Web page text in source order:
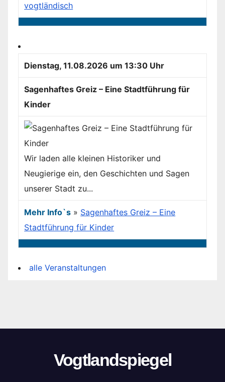
vogtländisch
Dienstag, 11.08.2026 um 13:30 Uhr
Sagenhaftes Greiz – Eine Stadtführung für
Kinder
Wir laden alle kleinen Historiker und
Neugierige ein, den Geschichten und Sagen
unserer Stadt zu...
Mehr Info`s » Sagenhaftes Greiz – Eine
Stadtführung für Kinder
alle Veranstaltungen
Vogtlandspiegel